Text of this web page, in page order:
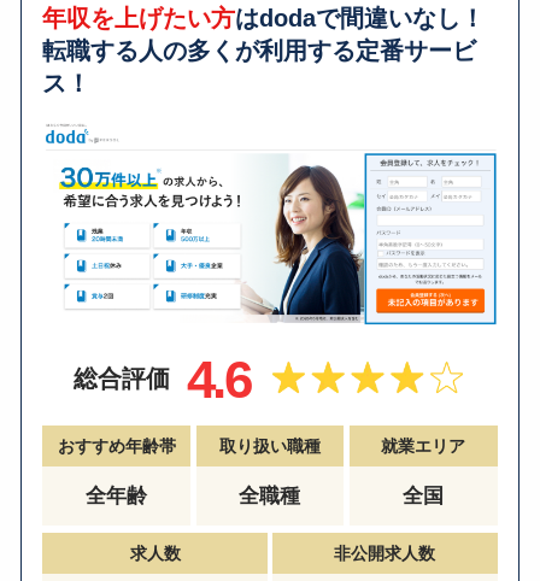
年収を上げたい方はdodaで間違いなし！
転職する人の多くが利用する定番サービ
ス！
総合評価 4.6
おすすめ年齢帯
全年齢
取り扱い職種
全職種
就業エリア
全国
求人数 非公開求人数